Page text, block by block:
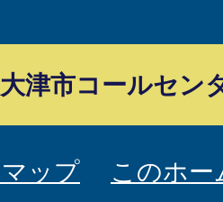
大津市コールセン
ップ このホ